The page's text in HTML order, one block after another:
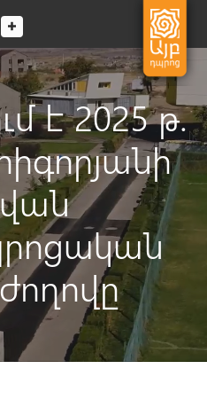
Social links dropdown button
է 2025 թ.